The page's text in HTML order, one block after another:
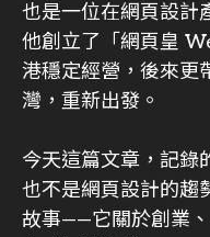
也是一位在網頁設計
他創立了「網頁皇
港穩定經營，後來更
灣，重新出發。
今天這篇文章，記錄
也不是網頁設計的趨
故事——它關於創業